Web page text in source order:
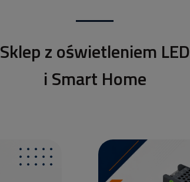
Sklep z oświetleniem LED
i Smart Home